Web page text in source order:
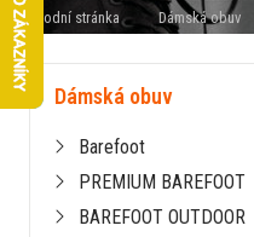
Úvodní stránka Dámská obuv
Dámská obuv
Barefoot
PREMIUM BAREFOOT
BAREFOOT OUTDOOR